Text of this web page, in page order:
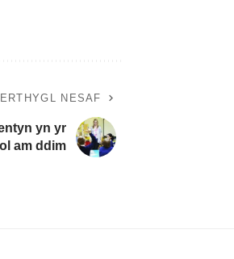
ERTHYGL NESAF
yn yr
am ddim